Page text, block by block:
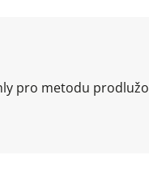
pro metodu